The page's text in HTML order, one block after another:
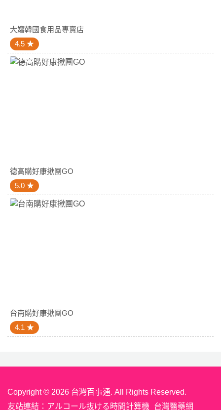
大嬸韓國食用品專賣店
4.5
德高購好康揪團GO
5.0
台南購好康揪團GO
4.1
Copyright © 2026 台灣百事通. All Rights Reserved.
友站連結： アルコール抜ける時間計算機 台灣醫藥網